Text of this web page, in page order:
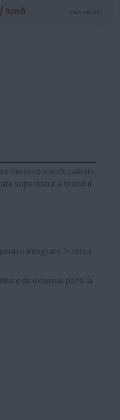
lună Vezi detalii
necesită viteză, calitate
superioară a textului
integrare în rețea
de extensie până la